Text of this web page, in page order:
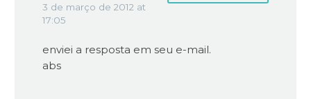
3 de março de 2012 at
17:05
enviei a resposta em seu e-mail.
abs